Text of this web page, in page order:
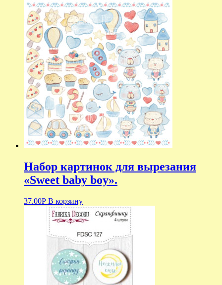
Набор картинок для вырезания
«Sweet baby boy».
37.00Р В корзину